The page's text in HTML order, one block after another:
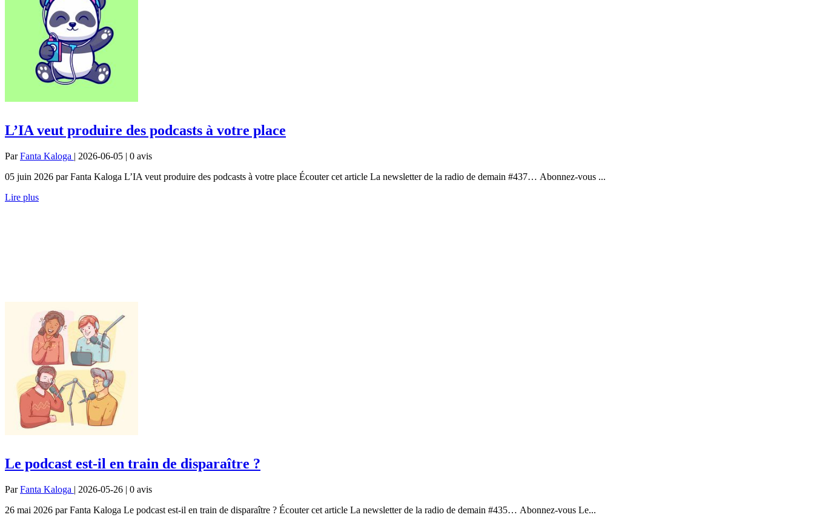
L’IA veut produire des podcasts à votre place
ParFanta Kaloga | 2026-06-05 | 0 avis
05 juin 2026 par Fanta Kaloga L’IA veut produire des podcasts à votre place Écouter cet article La newsletter de la radio de demain #437… Abonnez-vous ...
Lire plus
Le podcast est-il en train de disparaître ?
ParFanta Kaloga | 2026-05-26 | 0 avis
26 mai 2026 par Fanta Kaloga Le podcast est-il en train de disparaître ? Écouter cet article La newsletter de la radio de demain #435… Abonnez-vous Le...